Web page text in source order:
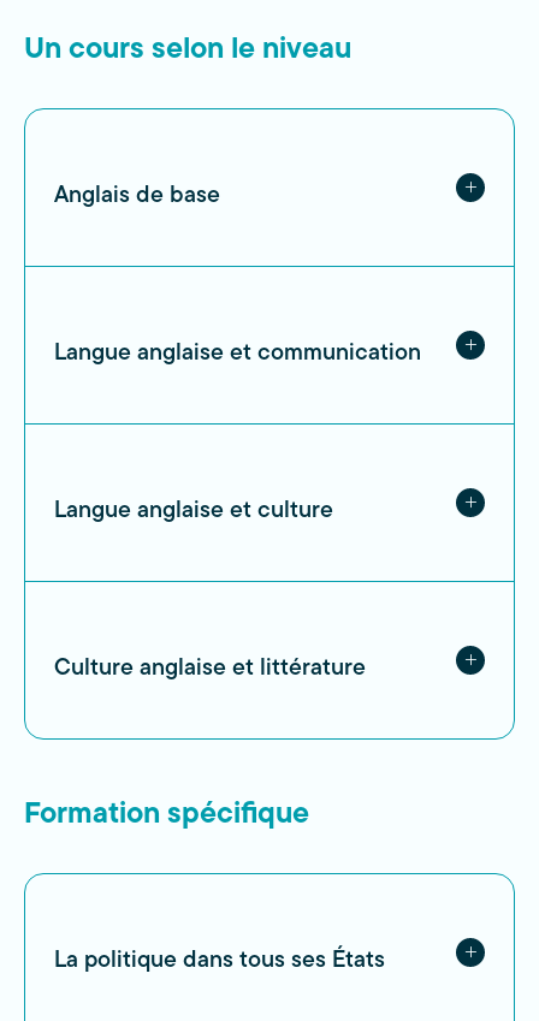
Un cours selon le niveau
Anglais de base
Langue anglaise et communication
Langue anglaise et culture
Culture anglaise et littérature
Formation spécifique
La politique dans tous ses États